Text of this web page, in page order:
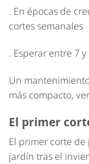
. En épocas de
cortes semanales
. Esperar entre 7
Un
más compacto,
El primer
El primer corte
jardín tras el